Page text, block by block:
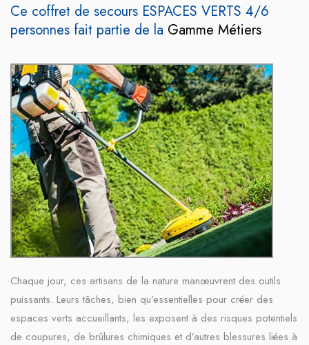
Ce coffret de secours ESPACES VERTS 4/6
personnes fait partie de la Gamme Métiers
Chaque jour, ces artisans de la nature manœuvrent des outils
puissants. Leurs tâches, bien qu’essentielles pour créer des
espaces verts accueillants, les exposent à des risques potentiels
de coupures, de brûlures chimiques et d’autres blessures liées à